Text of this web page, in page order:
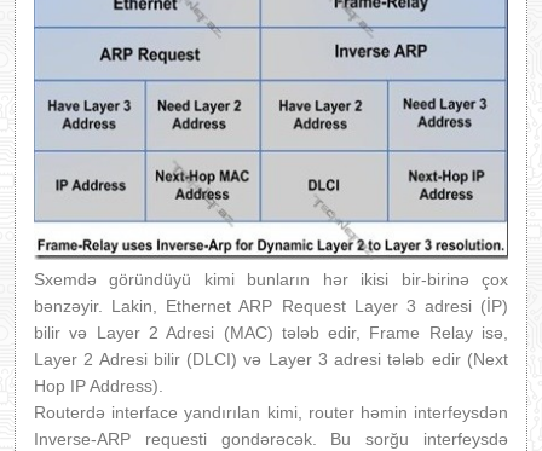
Sxemdə göründüyü kimi bunların hər ikisi bir-birinə çox
bənzəyir. Lakin, Ethernet ARP Request Layer 3 adresi (İP)
bilir və Layer 2 Adresi (MAC) tələb edir, Frame Relay isə,
Layer 2 Adresi bilir (DLCI) və Layer 3 adresi tələb edir (Next
Hop IP Address).
Routerdə interface yandırılan kimi, router həmin interfeysdən
Inverse-ARP requesti gondərəcək. Bu sorğu interfeysdə